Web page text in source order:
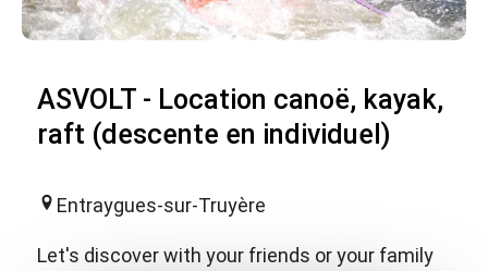
ASVOLT - Location canoë, kayak,
raft (descente en individuel)
Entraygues-sur-Truyère
Let's discover with your friends or your family